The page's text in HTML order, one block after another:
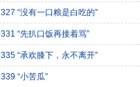
327 “没有一口粮是白吃的”
331 “先扒口饭再接着骂”
335 “承欢膝下，永不离开”
339 “小苦瓜”